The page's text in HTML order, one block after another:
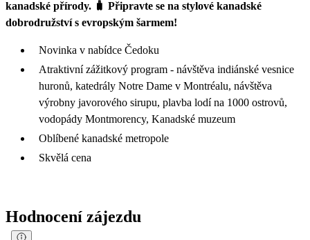
kanadské přírody. 🧳 Připravte se na stylové kanadské
dobrodružství s evropským šarmem!
Novinka v nabídce Čedoku
Atraktivní zážitkový program - návštěva indiánské vesnice
huronů, katedrály Notre Dame v Montréalu, návštěva
výrobny javorového sirupu, plavba lodí na 1000 ostrovů,
vodopády Montmorency, Kanadské muzeum
Oblíbené kanadské metropole
Skvělá cena
Hodnocení zájezdu